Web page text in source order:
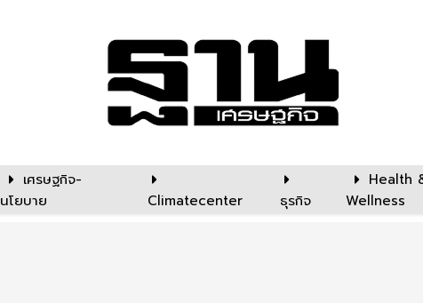
เศรษฐกิจ-
นโยบาย
Climatecenter ธุรกิจ
Health
Wellness